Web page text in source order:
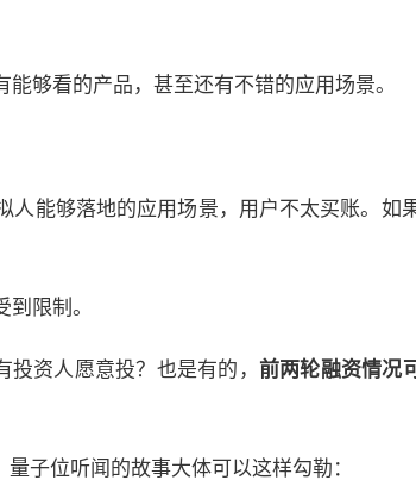
够看的产品，甚至还有不错的应用场景。
人能够落地的应用场景，用户不太买账。如
限制。
资人愿意投？也是有的， 前两轮融资情况
子位听闻的故事大体可以这样勾勒：